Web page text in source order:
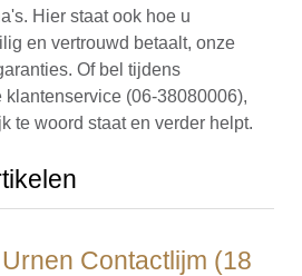
Hier staat ook hoe u
en vertrouwd betaalt, onze
Of bel tijdens
klantenservice (06-38080006),
te woord staat en verder helpt.
Contactlijm (18